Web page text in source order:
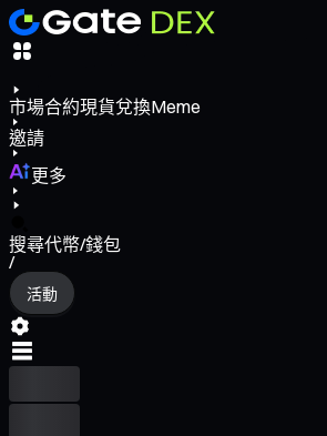
市場合約現貨兌換Meme
邀請
更多
搜尋代幣/錢包
/
活動